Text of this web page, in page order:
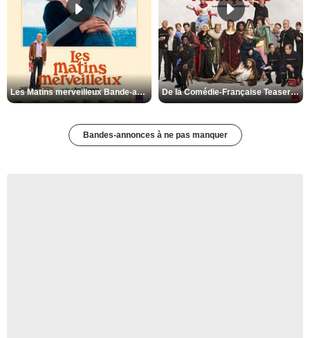
Les Matins merveilleux Bande-annonce VF De la Comédie-Française Teaser VF
Bandes-annonces à ne pas manquer